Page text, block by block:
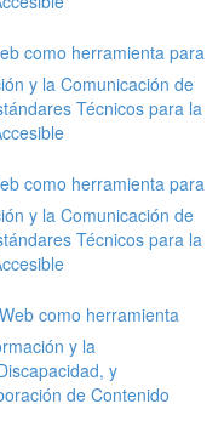
como herramienta para
y la Comunicación de
Técnicos para la
como herramienta para
y la Comunicación de
Técnicos para la
como herramienta
y la
y
de Contenido